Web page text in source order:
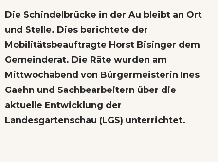
Die Schindelbrücke in der Au bleibt an Ort
und Stelle. Dies berichtete der
Mobilitätsbeauftragte Horst Bisinger dem
Gemeinderat. Die Räte wurden am
Mittwochabend von Bürgermeisterin Ines
Gaehn und Sachbearbeitern über die
aktuelle Entwicklung der
Landesgartenschau (LGS) unterrichtet.